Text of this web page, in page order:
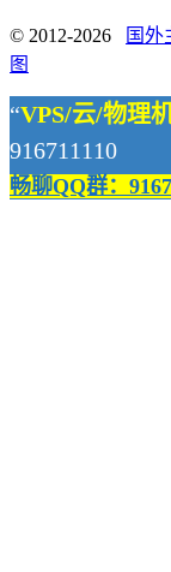
© 2012-2026 国外
图
“VPS/云/物理
916711110
畅聊QQ群：